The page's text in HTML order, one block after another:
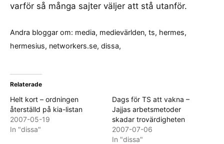
varför så många sajter väljer att stå utanför.
Andra bloggar om: media, medievärlden, ts, hermes,
hermesius, networkers.se, dissa,
Relaterade
Helt kort – ordningen
återställd på kia-listan
2007-05-19
In "dissa"
Dags för TS att vakna –
Jajjas arbetsmetoder
skadar trovärdigheten
2007-07-06
In "dissa"